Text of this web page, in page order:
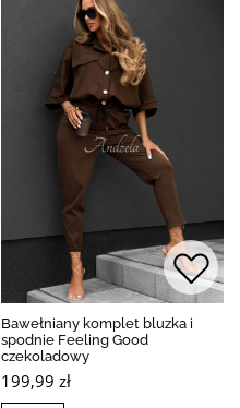
Bawełniany komplet bluzka i
spodnie Feeling Good
czekoladowy
199,99 zł